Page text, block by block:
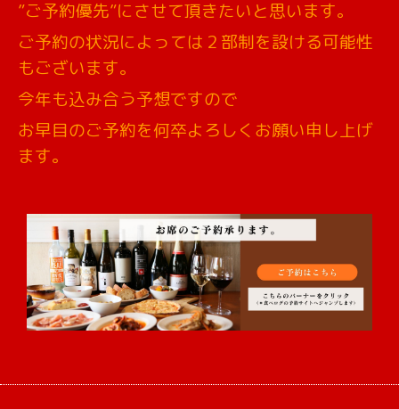
”ご予約優先”にさせて頂きたいと思います。
ご予約の状況によっては２部制を設ける可能性
もございます。
今年も込み合う予想ですので
お早目のご予約を何卒よろしくお願い申し上げ
ます。